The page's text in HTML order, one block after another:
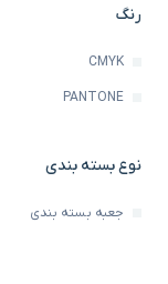
رنگ
CMYK
PANTONE
نوع بسته بندی
جعبه بسته بندی